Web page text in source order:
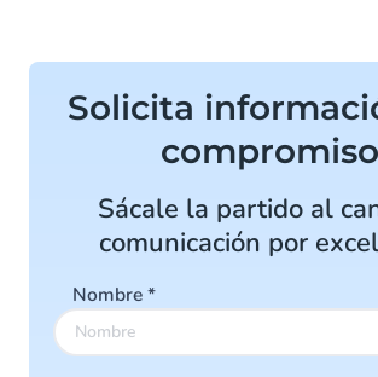
Solicita
compromiso
Sácale la partido al
comunicación por
Nombre*